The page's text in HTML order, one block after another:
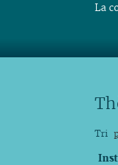
La
Tri